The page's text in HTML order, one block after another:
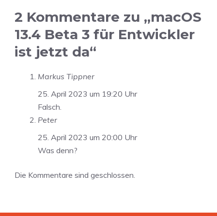
2 Kommentare zu „macOS
13.4 Beta 3 für Entwickler
ist jetzt da“
Markus Tippner
25. April 2023 um 19:20 Uhr
Falsch.
Peter
25. April 2023 um 20:00 Uhr
Was denn?
Die Kommentare sind geschlossen.